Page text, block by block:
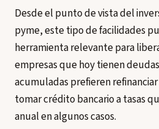
Desde el punto de vista del
pyme, este tipo de facilidades
herramienta relevante para
empresas que hoy tienen
acumuladas prefieren
tomar crédito bancario a tasas
anual en algunos casos.